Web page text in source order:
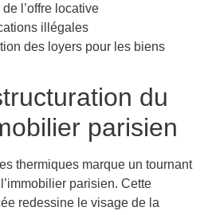
l’offre locative
illégales
des loyers pour les biens
du
parisien
thermiques marque un tournant
parisien. Cette
redessine le visage de la